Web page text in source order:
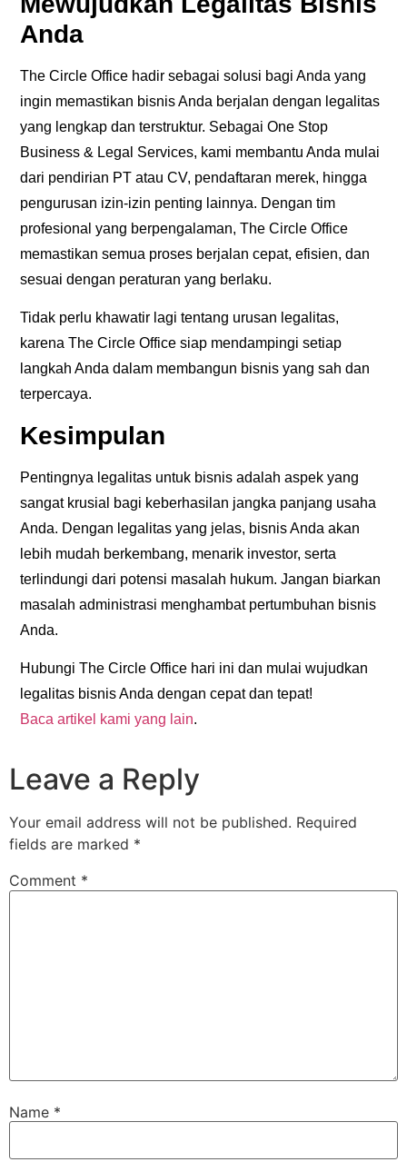
Anda
The Circle Office hadir sebagai solusi bagi Anda yang
ingin memastikan bisnis Anda berjalan dengan legalitas
yang lengkap dan terstruktur. SebagaiOne Stop
Business & Legal Services, kami membantu Anda mulai
dari pendirian PT atau CV, pendaftaran merek, hingga
pengurusan izin-izin penting lainnya. Dengan tim
profesional yang berpengalaman, The Circle Office
memastikan semua proses berjalan cepat, efisien, dan
sesuai dengan peraturan yang berlaku.
Tidak perlu khawatir lagi tentang urusan legalitas,
karena The Circle Office siap mendampingi setiap
langkah Anda dalam membangun bisnis yang sah dan
terpercaya.
Kesimpulan
Pentingnya legalitas untuk bisnis adalah aspek yang
sangat krusial bagi keberhasilan jangka panjang usaha
Anda. Dengan legalitas yang jelas, bisnis Anda akan
lebih mudah berkembang, menarik investor, serta
terlindungi dari potensi masalah hukum. Jangan biarkan
masalah administrasi menghambat pertumbuhan bisnis
Anda.
Hubungi The Circle Office hari ini dan mulai wujudkan
legalitas bisnis Anda dengan cepat dan tepat!
Baca artikel kami yang lain.
Leave a Reply
Your email address will not be published. Required
fields are marked *
Comment *
Name *